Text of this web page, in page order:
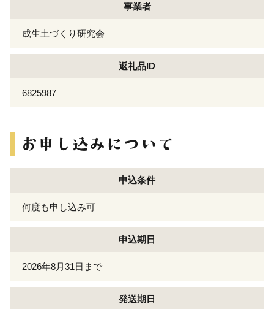
事業者
成生土づくり研究会
返礼品ID
6825987
申込条件
何度も申し込み可
申込期日
2026年8月31日まで
発送期日